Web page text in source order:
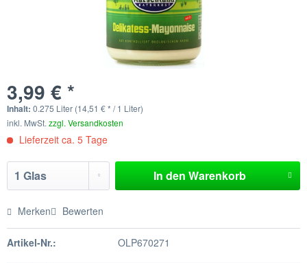
3,99 € *
Inhalt: 0.275 Liter (14,51 € * / 1 Liter)
inkl. MwSt. zzgl. Versandkosten
Lieferzeit ca. 5 Tage
In den Warenkorb
Merken Bewerten
Artikel-Nr.: OLP670271